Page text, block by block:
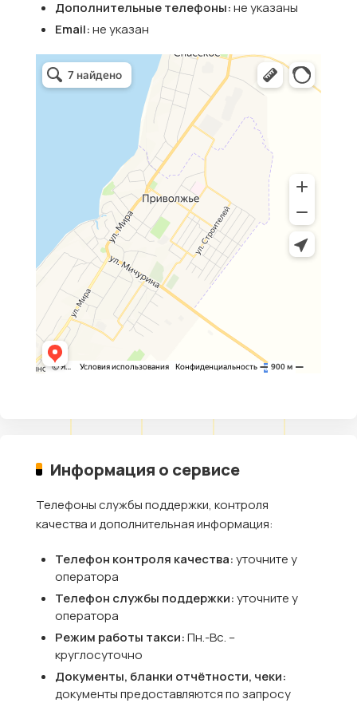
Дополнительные телефоны:не указаны
Email:не указан
Информация о сервисе
Телефоны службы поддержки, контроля
качества и дополнительная информация:
Телефон контроля качества:уточните у
оператора
Телефон службы поддержки:уточните у
оператора
Режим работы такси:Пн.-Вс. –
круглосуточно
Документы, бланки отчётности, чеки:
документы предоставляются по запросу